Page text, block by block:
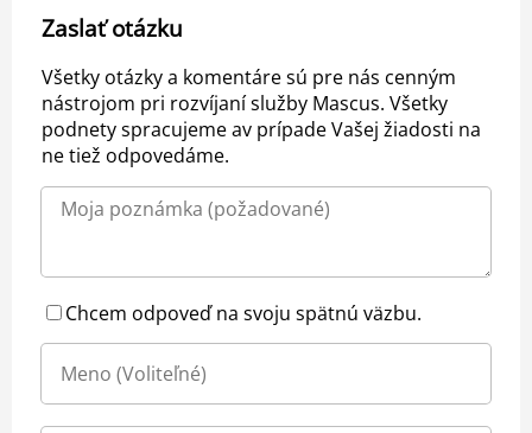
Zaslať otázku
Všetky otázky a komentáre sú pre nás cenným
nástrojom pri rozvíjaní služby Mascus. Všetky
podnety spracujeme av prípade Vašej žiadosti na
ne tiež odpovedáme.
Chcem odpoveď na svoju spätnú väzbu.